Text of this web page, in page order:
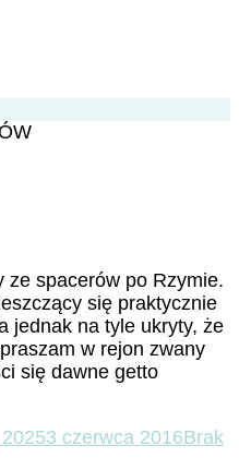
ze spacerów po Rzymie.
się praktycznie
jednak na tyle ukryty, że
w rejon zwany
się dawne getto
3 czerwca 2016Brak